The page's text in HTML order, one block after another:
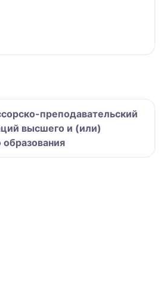
преподавательский
высшего и (или)
образования